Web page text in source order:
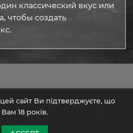
классический вкус или
чтобы создать
Контакты
Кэшбэк
сайт Ви підтверджуєте, що
Вам 18 років.